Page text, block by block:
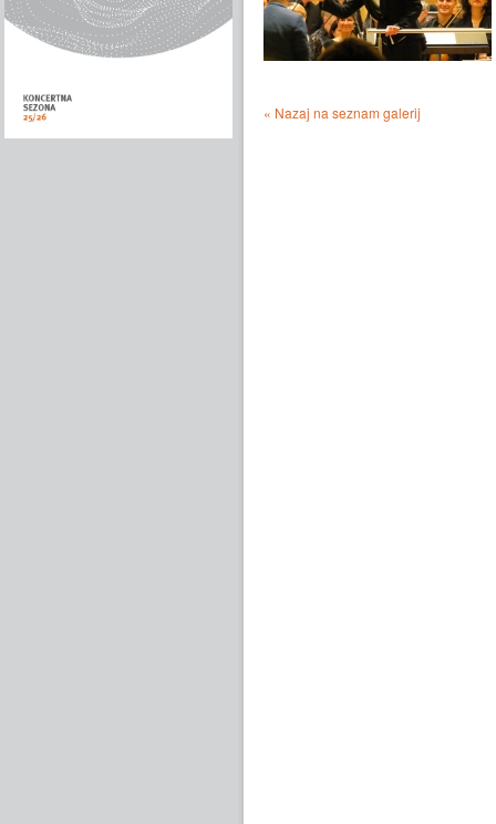
« Nazaj na seznam galerij